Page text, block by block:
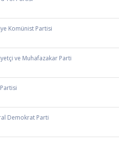
Komünist Partisi
ve Muhafazakar Parti
Demokrat Parti